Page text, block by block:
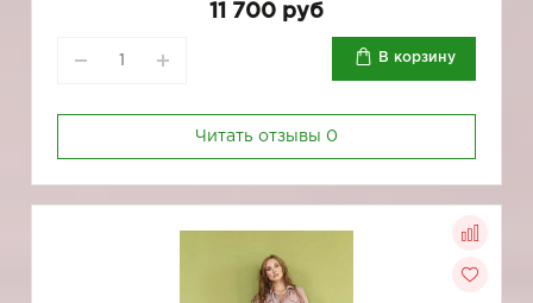
11 700 руб
В корзину
Читать отзывы 0